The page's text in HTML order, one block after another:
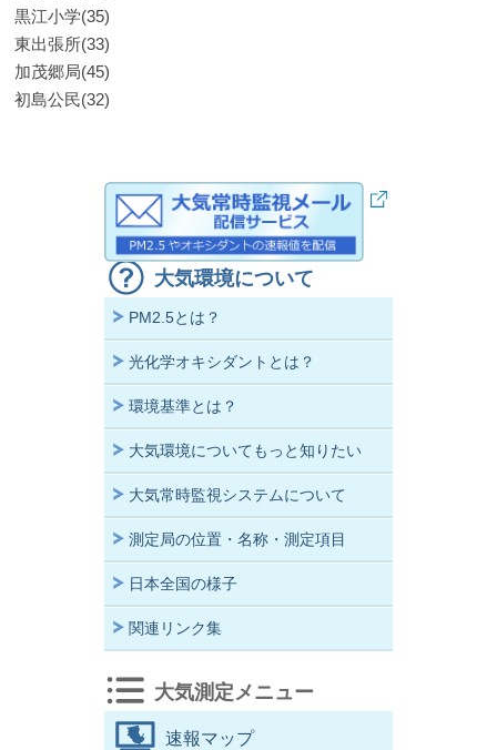
黒江小学(35)
東出張所(33)
加茂郷局(45)
初島公民(32)
大気環境について
PM2.5とは？
光化学オキシダントとは？
環境基準とは？
大気環境についてもっと知りたい
大気常時監視システムについて
測定局の位置・名称・測定項目
日本全国の様子
関連リンク集
大気測定メニュー
速報マップ